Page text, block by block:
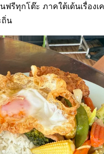
รีทุกโต๊ะ ภาคใต้เด้นเรื่องเ
ถิ่น